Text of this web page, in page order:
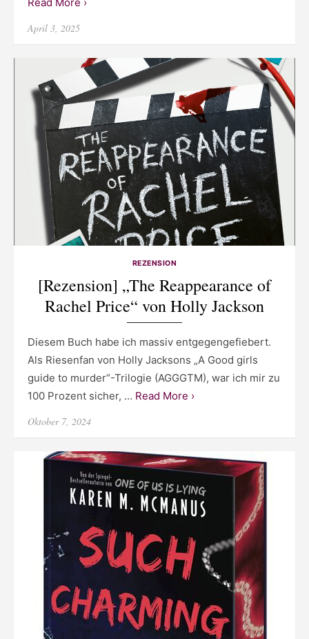
Posted
April 3, 2025
REZENSION
[Rezension] „The Reappearance of
Rachel Price“ von Holly Jackson
Diesem Buch habe ich massiv entgegengefiebert.
Als Riesenfan von Holly Jacksons „A Good girls
guide to murder“-Trilogie (AGGGTM), war ich mir zu
100 Prozent sicher, … Read More ›
Posted
Oktober 7, 2024